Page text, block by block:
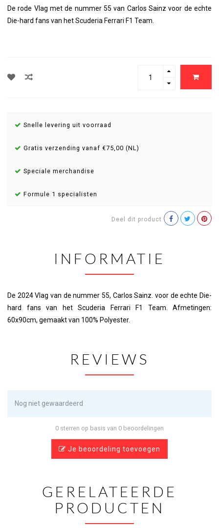
De rode Vlag met de nummer 55 van Carlos Sainz voor de echte
Die-hard fans van het Scuderia Ferrari F1 Team.
Snelle levering uit voorraad
Gratis verzending vanaf €75,00 (NL)
Speciale merchandise
Formule 1 specialisten
Deel dit product
INFORMATIE
De 2024 Vlag van de nummer 55, Carlos Sainz. voor de echte Die-
hard fans van het Scuderia Ferrari F1 Team. Afmetingen:
60x90cm, gemaakt van 100% Polyester.
REVIEWS
Nog niet gewaardeerd
0 sterren op basis van 0 beoordelingen
Je beoordeling toevoegen
GERELATEERDE
PRODUCTEN